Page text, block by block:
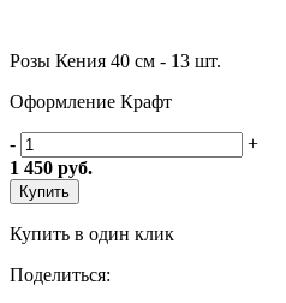
Розы Кения 40 см - 13 шт.
Оформление Крафт
-
+
1 450 руб.
Купить
Купить в один клик
Поделиться: